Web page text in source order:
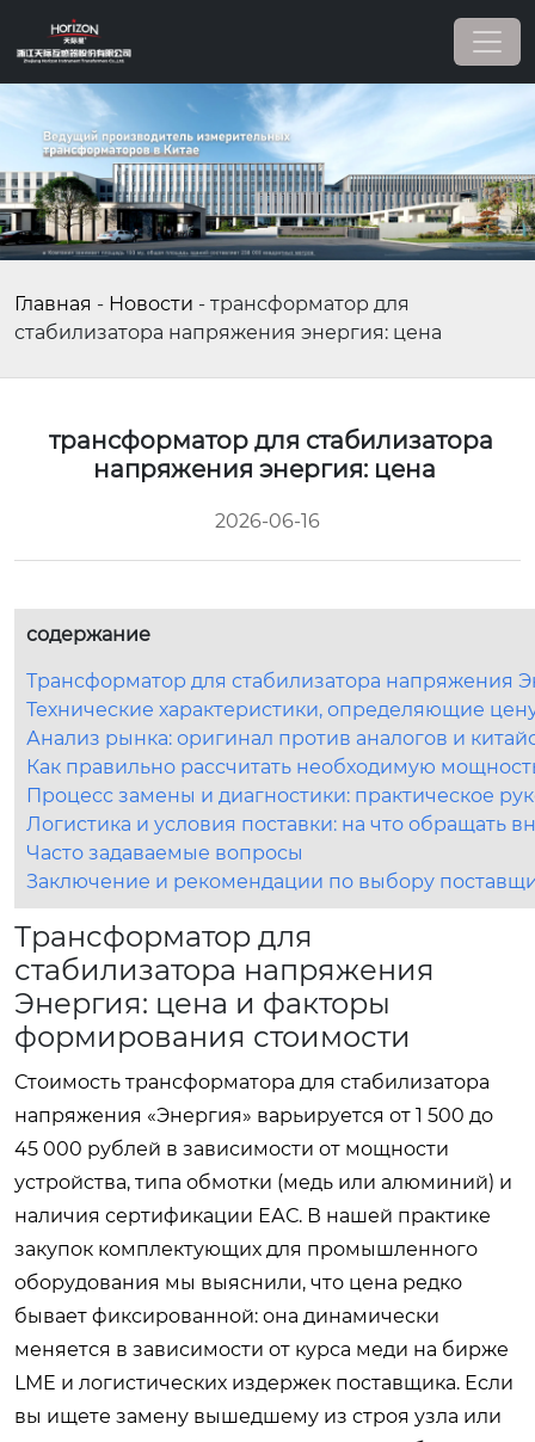
Главная - Новости - трансформатор для
стабилизатора напряжения энергия: цена
трансформатор для стабилизатора
напряжения энергия: цена
2026-06-16
содержание
Трансформатор для стабилизатора напряжения
Технические характеристики, определяющие
Анализ рынка: оригинал против аналогов и
Как правильно рассчитать необходимую
Процесс замены и диагностики: практическое
Логистика и условия поставки: на что обращать
Часто задаваемые вопросы
Заключение и рекомендации по выбору
Трансформатор для
стабилизатора напряжения
Энергия: цена и факторы
формирования стоимости
Стоимость трансформатора для стабилизатора
напряжения «Энергия» варьируется от 1 500 до
45 000 рублей в зависимости от мощности
устройства, типа обмотки (медь или алюминий) и
наличия сертификации ЕАС. В нашей практике
закупок комплектующих для промышленного
оборудования мы выяснили, что цена редко
бывает фиксированной: она динамически
меняется в зависимости от курса меди на бирже
LME и логистических издержек поставщика. Если
вы ищете замену вышедшему из строя узла или